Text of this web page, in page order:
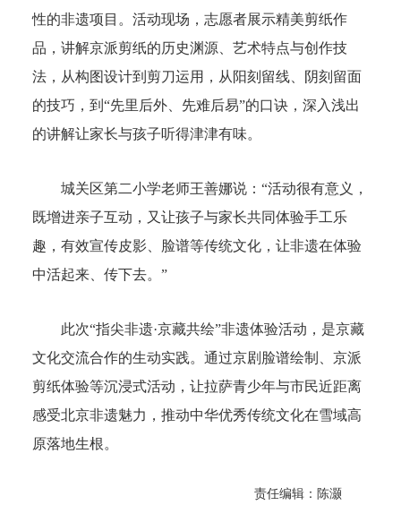
性的非遗项目。活动现场，志愿者展示精美剪纸作
品，讲解京派剪纸的历史渊源、艺术特点与创作技
法，从构图设计到剪刀运用，从阳刻留线、阴刻留面
的技巧，到“先里后外、先难后易”的口诀，深入浅出
的讲解让家长与孩子听得津津有味。
城关区第二小学老师王善娜说：“活动很有意义，
既增进亲子互动，又让孩子与家长共同体验手工乐
趣，有效宣传皮影、脸谱等传统文化，让非遗在体验
中活起来、传下去。”
此次“指尖非遗·京藏共绘”非遗体验活动，是京藏
文化交流合作的生动实践。通过京剧脸谱绘制、京派
剪纸体验等沉浸式活动，让拉萨青少年与市民近距离
感受北京非遗魅力，推动中华优秀传统文化在雪域高
原落地生根。
责任编辑：陈灏